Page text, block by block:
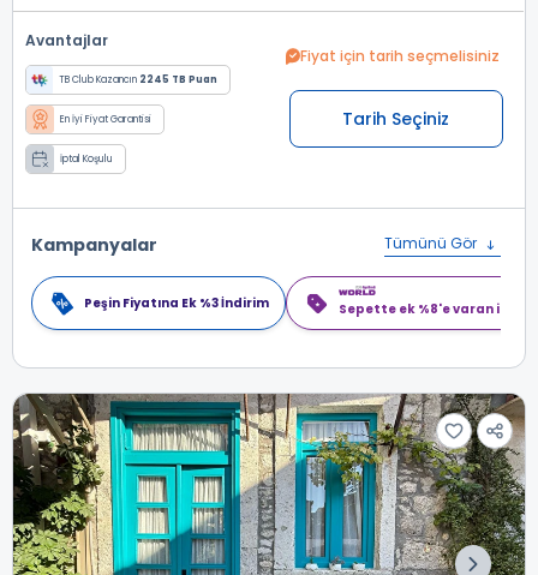
Avantajlar
TB Club Kazancın 2245 TB Puan
En İyi Fiyat Garantisi
İptal Koşulu
Fiyat için tarih seçmelisiniz
Tarih Seçiniz
Kampanyalar Tümünü Gör
Peşin Fiyatına Ek %3 İndirim Sepette ek %8'e varan